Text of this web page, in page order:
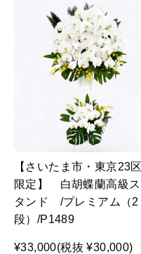
【さいたま市・東京23区
限定】 白胡蝶蘭高級ス
タンド /プレミアム（2
段）/P1489
¥33,000(税抜 ¥30,000)